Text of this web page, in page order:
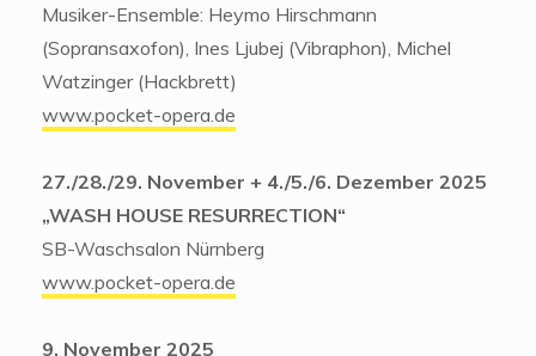
Musiker-Ensemble: Heymo Hirschmann
(Sopransaxofon), Ines Ljubej (Vibraphon), Michel
Watzinger (Hackbrett)
www.pocket-opera.de
27./28./29. November + 4./5./6. Dezember 2025
„WASH HOUSE RESURRECTION“
SB-Waschsalon Nürnberg
www.pocket-opera.de
9. November 2025